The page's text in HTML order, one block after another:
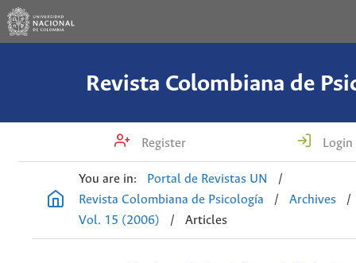
Revista Colombiana de
Register Login
You are in: Portal de Revistas UN
/
Revista Colombiana de Psicología
/ Archives
/
Vol. 15 (2006)
/ Articles